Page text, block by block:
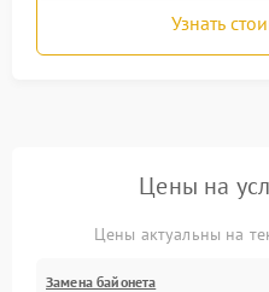
Узнать
Цены на
Цены актуальны на
Замена байонета